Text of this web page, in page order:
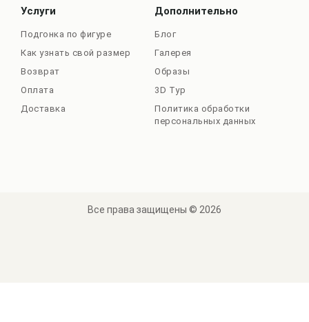
Услуги
Подгонка по фигуре
Как узнать свой размер
Возврат
Оплата
Доставка
Дополнительно
Блог
Галерея
Образы
3D Тур
Политика обработки
персональных данных
Все права защищены © 2026